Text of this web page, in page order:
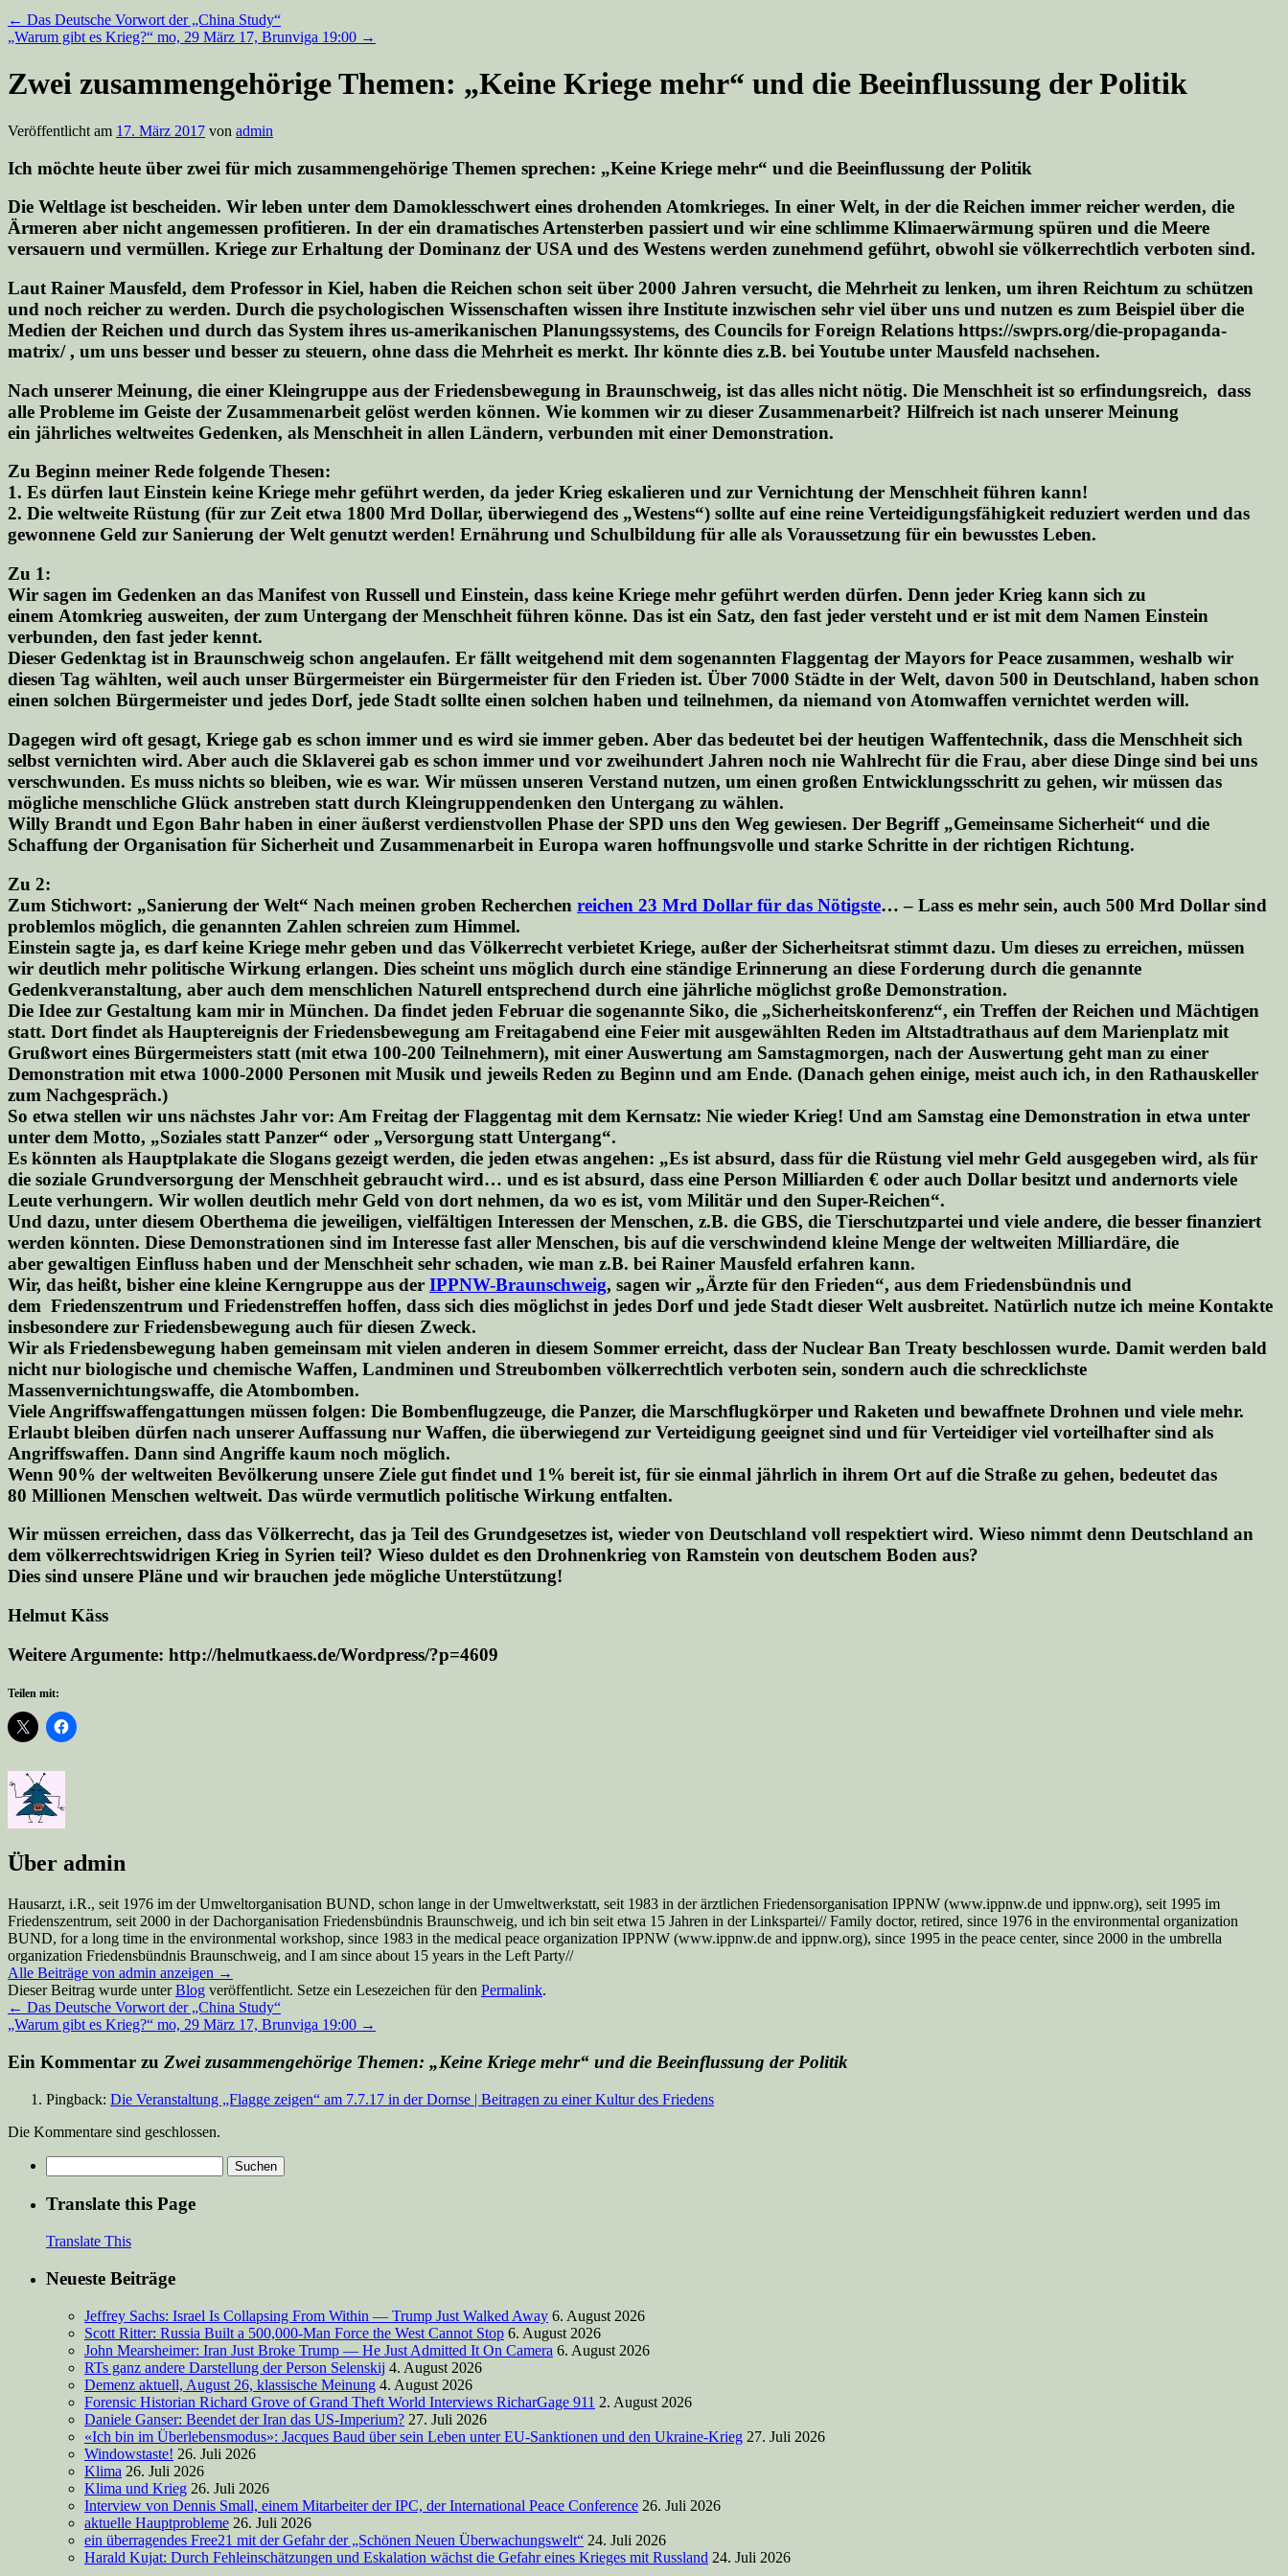
← Das Deutsche Vorwort der „China Study“
„Warum gibt es Krieg?“ mo, 29 März 17, Brunviga 19:00 →
Zwei zusammengehörige Themen: „Keine Kriege mehr“ und die Beeinflussung der Politik
Veröffentlicht am 17. März 2017 von admin
Ich möchte heute über zwei für mich zusammengehörige Themen sprechen: „Keine Kriege mehr“ und die Beeinflussung der Politik
Die Weltlage ist bescheiden. Wir leben unter dem Damoklesschwert eines drohenden Atomkrieges. In einer Welt, in der die Reichen immer reicher werden, die
Ärmeren aber nicht angemessen profitieren. In der ein dramatisches Artensterben passiert und wir eine schlimme Klimaerwärmung spüren und die Meere
versauern und vermüllen. Kriege zur Erhaltung der Dominanz der USA und des Westens werden zunehmend geführt, obwohl sie völkerrechtlich verboten sind.
Laut Rainer Mausfeld, dem Professor in Kiel, haben die Reichen schon seit über 2000 Jahren versucht, die Mehrheit zu lenken, um ihren Reichtum zu schützen
und noch reicher zu werden. Durch die psychologischen Wissenschaften wissen ihre Institute inzwischen sehr viel über uns und nutzen es zum Beispiel über die
Medien der Reichen und durch das System ihres us-amerikanischen Planungssystems, des Councils for Foreign Relations https://swprs.org/die-propaganda-
matrix/ , um uns besser und besser zu steuern, ohne dass die Mehrheit es merkt. Ihr könnte dies z.B. bei Youtube unter Mausfeld nachsehen.
Nach unserer Meinung, die einer Kleingruppe aus der Friedensbewegung in Braunschweig, ist das alles nicht nötig. Die Menschheit ist so erfindungsreich, dass
alle Probleme im Geiste der Zusammenarbeit gelöst werden können. Wie kommen wir zu dieser Zusammenarbeit? Hilfreich ist nach unserer Meinung
ein jährliches weltweites Gedenken, als Menschheit in allen Ländern, verbunden mit einer Demonstration.
Zu Beginn meiner Rede folgende Thesen:
1. Es dürfen laut Einstein keine Kriege mehr geführt werden, da jeder Krieg eskalieren und zur Vernichtung der Menschheit führen kann!
2. Die weltweite Rüstung (für zur Zeit etwa 1800 Mrd Dollar, überwiegend des „Westens“) sollte auf eine reine Verteidigungsfähigkeit reduziert werden und das
gewonnene Geld zur Sanierung der Welt genutzt werden! Ernährung und Schulbildung für alle als Voraussetzung für ein bewusstes Leben.
Zu 1:
Wir sagen im Gedenken an das Manifest von Russell und Einstein, dass keine Kriege mehr geführt werden dürfen. Denn jeder Krieg kann sich zu
einem Atomkrieg ausweiten, der zum Untergang der Menschheit führen könne. Das ist ein Satz, den fast jeder versteht und er ist mit dem Namen Einstein
verbunden, den fast jeder kennt.
Dieser Gedenktag ist in Braunschweig schon angelaufen. Er fällt weitgehend mit dem sogenannten Flaggentag der Mayors for Peace zusammen, weshalb wir
diesen Tag wählten, weil auch unser Bürgermeister ein Bürgermeister für den Frieden ist. Über 7000 Städte in der Welt, davon 500 in Deutschland, haben schon
einen solchen Bürgermeister und jedes Dorf, jede Stadt sollte einen solchen haben und teilnehmen, da niemand von Atomwaffen vernichtet werden will.
Dagegen wird oft gesagt, Kriege gab es schon immer und es wird sie immer geben. Aber das bedeutet bei der heutigen Waffentechnik, dass die Menschheit sich
selbst vernichten wird. Aber auch die Sklaverei gab es schon immer und vor zweihundert Jahren noch nie Wahlrecht für die Frau, aber diese Dinge sind bei uns
verschwunden. Es muss nichts so bleiben, wie es war. Wir müssen unseren Verstand nutzen, um einen großen Entwicklungsschritt zu gehen, wir müssen das
mögliche menschliche Glück anstreben statt durch Kleingruppendenken den Untergang zu wählen.
Willy Brandt und Egon Bahr haben in einer äußerst verdienstvollen Phase der SPD uns den Weg gewiesen. Der Begriff „Gemeinsame Sicherheit“ und die
Schaffung der Organisation für Sicherheit und Zusammenarbeit in Europa waren hoffnungsvolle und starke Schritte in der richtigen Richtung.
Zu 2:
Zum Stichwort: „Sanierung der Welt“ Nach meinen groben Recherchen reichen 23 Mrd Dollar für das Nötigste… – Lass es mehr sein, auch 500 Mrd Dollar sind
problemlos möglich, die genannten Zahlen schreien zum Himmel.
Einstein sagte ja, es darf keine Kriege mehr geben und das Völkerrecht verbietet Kriege, außer der Sicherheitsrat stimmt dazu. Um dieses zu erreichen, müssen
wir deutlich mehr politische Wirkung erlangen. Dies scheint uns möglich durch eine ständige Erinnerung an diese Forderung durch die genannte
Gedenkveranstaltung, aber auch dem menschlichen Naturell entsprechend durch eine jährliche möglichst große Demonstration.
Die Idee zur Gestaltung kam mir in München. Da findet jeden Februar die sogenannte Siko, die „Sicherheitskonferenz“, ein Treffen der Reichen und Mächtigen
statt. Dort findet als Hauptereignis der Friedensbewegung am Freitagabend eine Feier mit ausgewählten Reden im Altstadtrathaus auf dem Marienplatz mit
Grußwort eines Bürgermeisters statt (mit etwa 100-200 Teilnehmern), mit einer Auswertung am Samstagmorgen, nach der Auswertung geht man zu einer
Demonstration mit etwa 1000-2000 Personen mit Musik und jeweils Reden zu Beginn und am Ende. (Danach gehen einige, meist auch ich, in den Rathauskeller
zum Nachgespräch.)
So etwa stellen wir uns nächstes Jahr vor: Am Freitag der Flaggentag mit dem Kernsatz: Nie wieder Krieg! Und am Samstag eine Demonstration in etwa unter
unter dem Motto, „Soziales statt Panzer“ oder „Versorgung statt Untergang“.
Es könnten als Hauptplakate die Slogans gezeigt werden, die jeden etwas angehen: „Es ist absurd, dass für die Rüstung viel mehr Geld ausgegeben wird, als für
die soziale Grundversorgung der Menschheit gebraucht wird… und es ist absurd, dass eine Person Milliarden € oder auch Dollar besitzt und andernorts viele
Leute verhungern. Wir wollen deutlich mehr Geld von dort nehmen, da wo es ist, vom Militär und den Super-Reichen“.
Und dazu, unter diesem Oberthema die jeweiligen, vielfältigen Interessen der Menschen, z.B. die GBS, die Tierschutzpartei und viele andere, die besser finanziert
werden könnten. Diese Demonstrationen sind im Interesse fast aller Menschen, bis auf die verschwindend kleine Menge der weltweiten Milliardäre, die
aber gewaltigen Einfluss haben und der Menschheit sehr schaden, wie man z.B. bei Rainer Mausfeld erfahren kann.
Wir, das heißt, bisher eine kleine Kerngruppe aus der IPPNW-Braunschweig, sagen wir „Ärzte für den Frieden“, aus dem Friedensbündnis und
dem Friedenszentrum und Friedenstreffen hoffen, dass sich dies möglichst in jedes Dorf und jede Stadt dieser Welt ausbreitet. Natürlich nutze ich meine Kontakte
insbesondere zur Friedensbewegung auch für diesen Zweck.
Wir als Friedensbewegung haben gemeinsam mit vielen anderen in diesem Sommer erreicht, dass der Nuclear Ban Treaty beschlossen wurde. Damit werden bald
nicht nur biologische und chemische Waffen, Landminen und Streubomben völkerrechtlich verboten sein, sondern auch die schrecklichste
Massenvernichtungswaffe, die Atombomben.
Viele Angriffswaffengattungen müssen folgen: Die Bombenflugzeuge, die Panzer, die Marschflugkörper und Raketen und bewaffnete Drohnen und viele mehr.
Erlaubt bleiben dürfen nach unserer Auffassung nur Waffen, die überwiegend zur Verteidigung geeignet sind und für Verteidiger viel vorteilhafter sind als
Angriffswaffen. Dann sind Angriffe kaum noch möglich.
Wenn 90% der weltweiten Bevölkerung unsere Ziele gut findet und 1% bereit ist, für sie einmal jährlich in ihrem Ort auf die Straße zu gehen, bedeutet das
80 Millionen Menschen weltweit. Das würde vermutlich politische Wirkung entfalten.
Wir müssen erreichen, dass das Völkerrecht, das ja Teil des Grundgesetzes ist, wieder von Deutschland voll respektiert wird. Wieso nimmt denn Deutschland an
dem völkerrechtswidrigen Krieg in Syrien teil? Wieso duldet es den Drohnenkrieg von Ramstein von deutschem Boden aus?
Dies sind unsere Pläne und wir brauchen jede mögliche Unterstützung!
Helmut Käss
Weitere Argumente: http://helmutkaess.de/Wordpress/?p=4609
Teilen mit:
Über admin
Hausarzt, i.R., seit 1976 im der Umweltorganisation BUND, schon lange in der Umweltwerkstatt, seit 1983 in der ärztlichen Friedensorganisation IPPNW (www.ippnw.de und ippnw.org), seit 1995 im
Friedenszentrum, seit 2000 in der Dachorganisation Friedensbündnis Braunschweig, und ich bin seit etwa 15 Jahren in der Linkspartei// Family doctor, retired, since 1976 in the environmental organization
BUND, for a long time in the environmental workshop, since 1983 in the medical peace organization IPPNW (www.ippnw.de and ippnw.org), since 1995 in the peace center, since 2000 in the umbrella
organization Friedensbündnis Braunschweig, and I am since about 15 years in the Left Party//
Alle Beiträge von admin anzeigen →
Dieser Beitrag wurde unterBlog veröffentlicht. Setze ein Lesezeichen für den Permalink.
← Das Deutsche Vorwort der „China Study“
„Warum gibt es Krieg?“ mo, 29 März 17, Brunviga 19:00 →
Ein Kommentar zu Zwei zusammengehörige Themen: „Keine Kriege mehr“ und die Beeinflussung der Politik
Pingback: Die Veranstaltung „Flagge zeigen“ am 7.7.17 in der Dornse | Beitragen zu einer Kultur des Friedens
Die Kommentare sind geschlossen.
nach:
Translate this Page
Translate This
Neueste Beiträge
Jeffrey Sachs: Israel Is Collapsing From Within — Trump Just Walked Away 6. August 2026
Scott Ritter: Russia Built a 500,000-Man Force the West Cannot Stop 6. August 2026
John Mearsheimer: Iran Just Broke Trump — He Just Admitted It On Camera 6. August 2026
RTs ganz andere Darstellung der Person Selenskij 4. August 2026
Demenz aktuell, August 26, klassische Meinung 4. August 2026
Forensic Historian Richard Grove of Grand Theft World Interviews RicharGage 911 2. August 2026
Daniele Ganser: Beendet der Iran das US-Imperium? 27. Juli 2026
«Ich bin im Überlebensmodus»: Jacques Baud über sein Leben unter EU-Sanktionen und den Ukraine-Krieg 27. Juli 2026
Windowstaste! 26. Juli 2026
Klima 26. Juli 2026
Klima und Krieg 26. Juli 2026
Interview von Dennis Small, einem Mitarbeiter der IPC, der International Peace Conference 26. Juli 2026
aktuelle Hauptprobleme 26. Juli 2026
ein überragendes Free21 mit der Gefahr der „Schönen Neuen Überwachungswelt“ 24. Juli 2026
Harald Kujat: Durch Fehleinschätzungen und Eskalation wächst die Gefahr eines Krieges mit Russland 24. Juli 2026